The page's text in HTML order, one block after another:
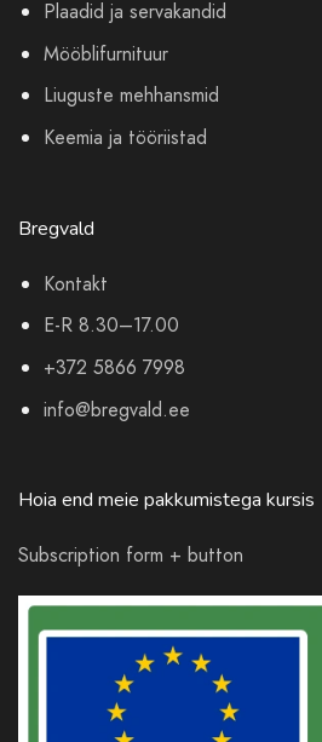
Plaadid ja servakandid
Mööblifurnituur
Liuguste mehhansmid
Keemia ja tööriistad
Bregvald
Kontakt
E-R 8.30–17.00
+372 5866 7998
info@bregvald.ee
Hoia end meie pakkumistega kursis
Subscription form + button